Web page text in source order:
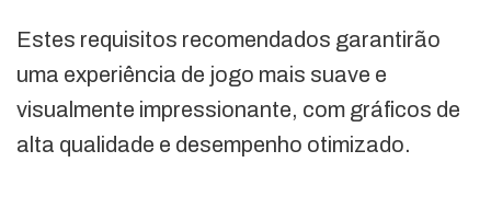
Estes requisitos recomendados garantirão
uma experiência de jogo mais suave e
visualmente impressionante, com gráficos de
alta qualidade e desempenho otimizado.